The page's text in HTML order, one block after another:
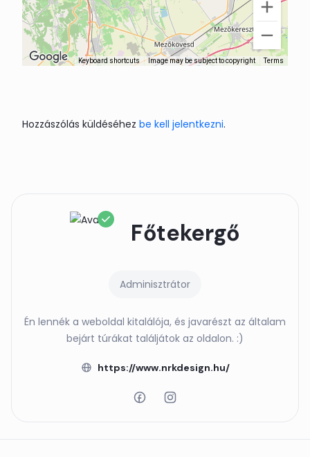
Keyboard shortcuts Image may be subject to copyright Terms
Főtekergő
Adminisztrátor
Én lennék a weboldal kitalálója, és javarészt az általam
bejárt túrákat találjátok az oldalon. :)
https://www.nrkdesign.hu/
Hozzászólás küldéséhez be kell jelentkezni.